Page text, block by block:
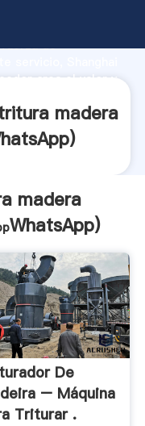
de
crea el valor y
madera
)
madera
WhatsApp)
De
– Máquina
Triturar .